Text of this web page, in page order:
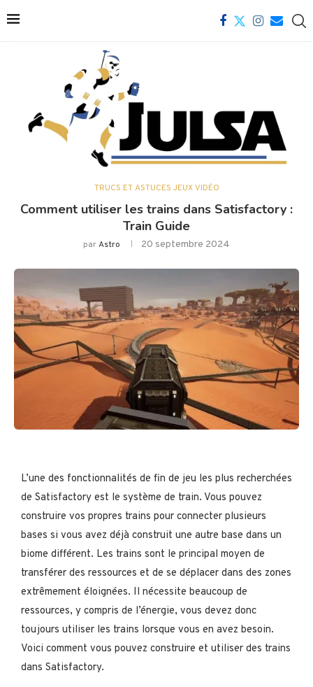
TRUCS ET ASTUCES JEUX VIDÉO
Comment utiliser les trains dans Satisfactory :
Train Guide
parAstro 20 septembre 2024
L’une des fonctionnalités de fin de jeu les plus recherchées
de Satisfactory est le système de train. Vous pouvez
construire vos propres trains pour connecter plusieurs
bases si vous avez déjà construit une autre base dans un
biome différent. Les trains sont le principal moyen de
transférer des ressources et de se déplacer dans des zones
extrêmement éloignées. Il nécessite beaucoup de
ressources, y compris de l’énergie, vous devez donc
toujours utiliser les trains lorsque vous en avez besoin.
Voici comment vous pouvez construire et utiliser des trains
dans Satisfactory.